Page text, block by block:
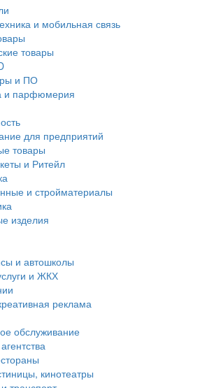
и мобильная связь
товары
и ПО
и парфюмерия
для предприятий
товары
и Ритейл
и стройматериалы
изделия
и автошколы
и ЖКХ
реклама
обслуживание
кинотеатры